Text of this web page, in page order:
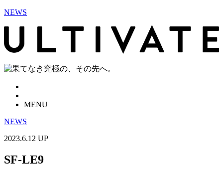
NEWS
MENU
NEWS
2023.6.12 UP
SF-LE9